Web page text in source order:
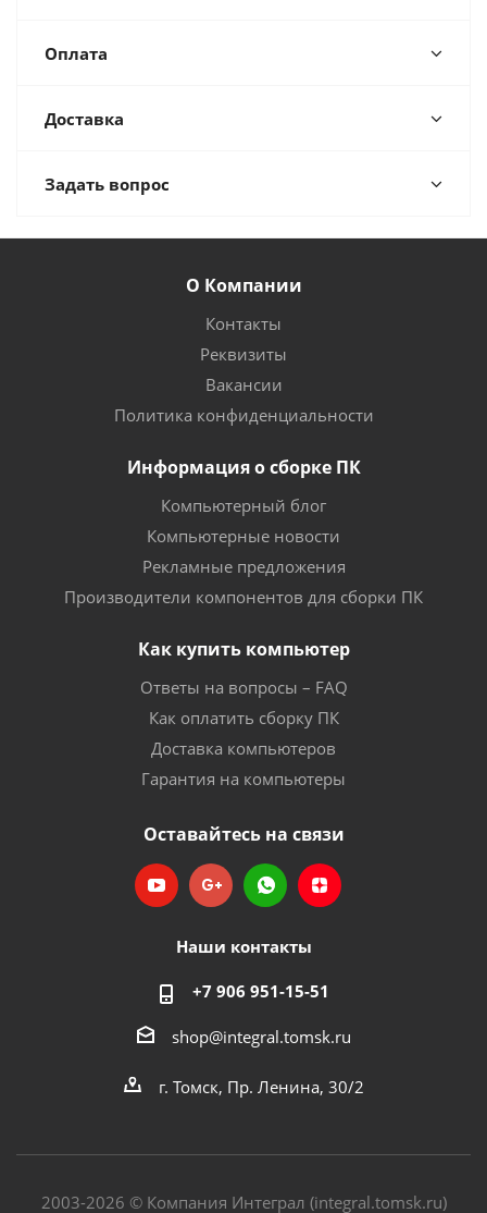
Оплата
Доставка
Задать вопрос
О Компании
Контакты
Реквизиты
Вакансии
Политика конфиденциальности
Информация о сборке ПК
Компьютерный блог
Компьютерные новости
Рекламные предложения
Производители компонентов для сборки ПК
Как купить компьютер
Ответы на вопросы – FAQ
Как оплатить сборку ПК
Доставка компьютеров
Гарантия на компьютеры
Оставайтесь на связи
Наши контакты
+7 906 951-15-51
shop@integral.tomsk.ru
г. Томск, Пр. Ленина, 30/2
2003-2026 © Компания Интеграл (integral.tomsk.ru)